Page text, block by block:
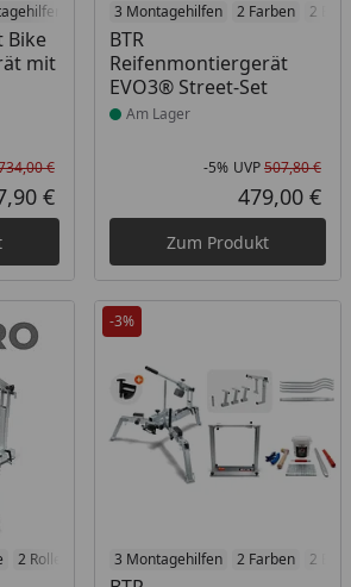
2 Farben
Bike
mit
Rabatt in Prozent
Ursprünglicher Preis
€
Aktueller Preis
€
3 Montagehilfen 2 Farben 2
BTR
Reifenmontiergerät
EVO3® Street-Set
Produkt am Lager
Am Lager
-5% UVP507,80 €
479,00 €
Zum Produkt
2 Roller-Ausführungen 2 Ergonomie-
-3%
3 Montagehilfen 2 Farben 2
Produkt am Lager